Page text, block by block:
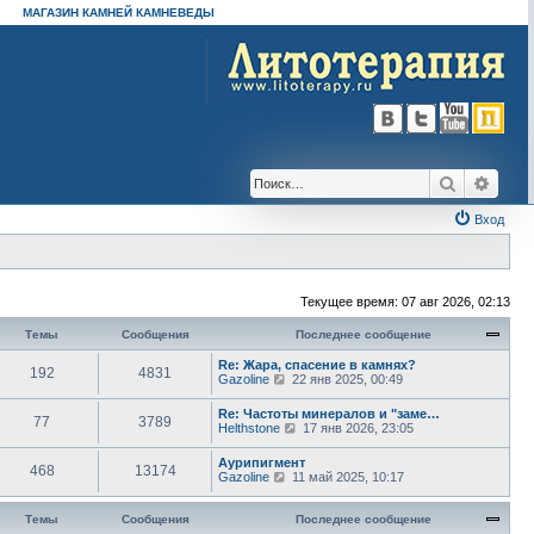
МАГАЗИН КАМНЕЙ КАМНЕВЕДЫ
Поиск
Вход
Текущее время: 07 авг 2026, 02:13
Темы Сообщения Последнее сообщение
192 4831
Re: Жара, спасение в камнях?
Gazoline
П
е
й
т
и
о
22 янв 2025, 00:49
77 3789
Re: Частоты минералов и "заме…
Helthstone
П
е
й
т
и
к
17 янв 2026, 23:05
468 13174
Аурипигмент
Gazoline
П
р
11 май 2025, 10:17
Темы Сообщения Последнее сообщение